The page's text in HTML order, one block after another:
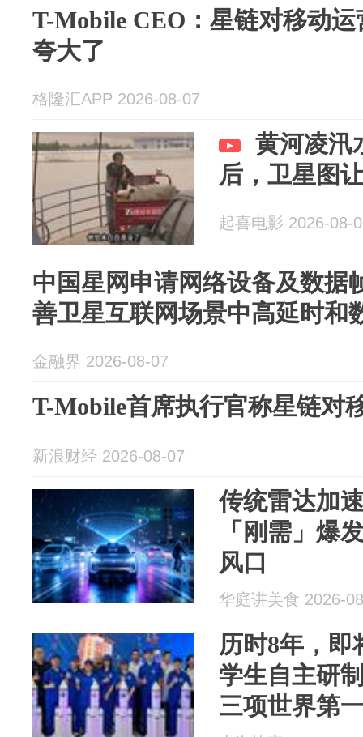
T-Mobile CEO：星链对移动
夸大了
格隆汇APP 2026-08-07
黄河凌汛
后，卫星图
起喜电影 2026-08-
中国星网申请网络设备及数据
善卫星互联网场景中高延时和
金融界 2026-08-07
T-Mobile首席执行官称星链对
新浪财经 2026-08-07
传统雷达加
「刚需」爆
风口
华庭讲美食 2026-
历时8年，即
学生自主研
三项世界第